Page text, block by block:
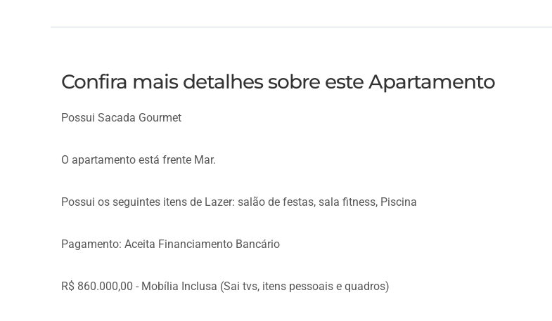
Confira mais detalhes sobre este Apartamento
Possui Sacada Gourmet
O apartamento está frente Mar.
Possui os seguintes itens de Lazer: salão de festas, sala fitness, Piscina
Pagamento: Aceita Financiamento Bancário
R$ 860.000,00 - Mobília Inclusa (Sai tvs, itens pessoais e quadros)